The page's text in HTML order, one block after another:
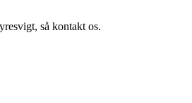
så kontakt os.